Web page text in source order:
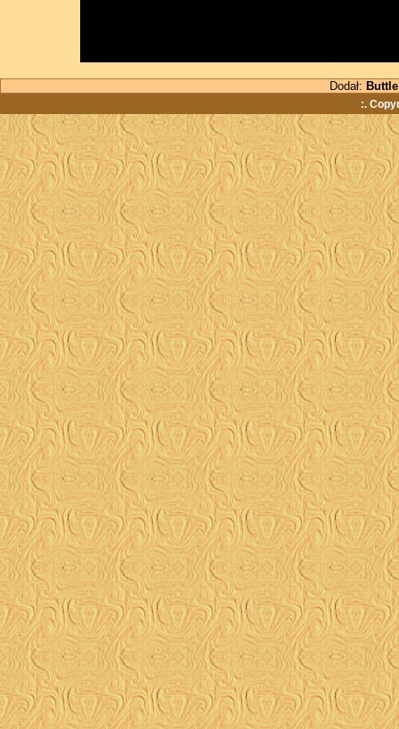
Dodał: Buttle
:.